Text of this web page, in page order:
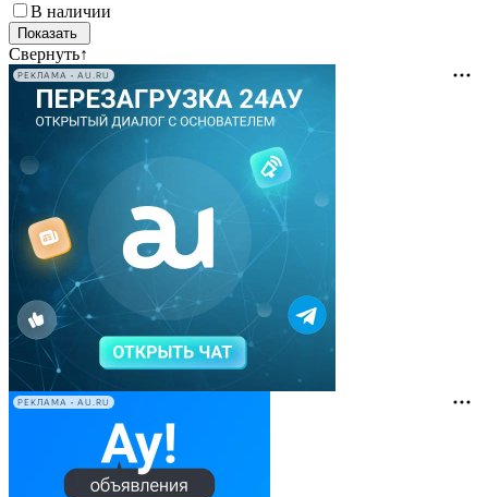
В наличии
Свернуть↑
РЕКЛАМА • AU.RU
РЕКЛАМА • AU.RU